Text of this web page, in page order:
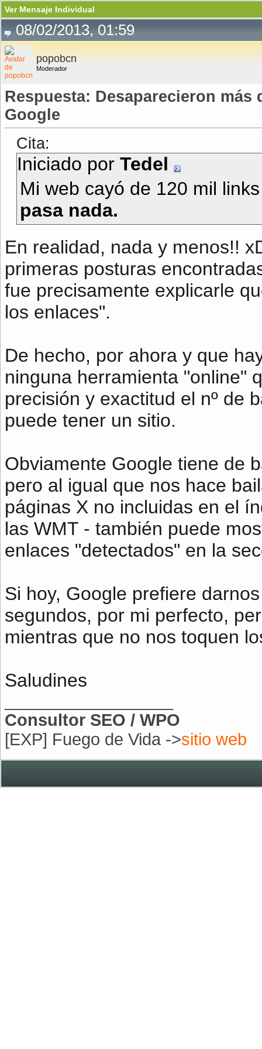
Ver Mensaje Individual
08/02/2013, 01:59
popobcn
Moderador
Respuesta: Desaparecieron más
Google
Cita:
Iniciado por Tedel
Mi web cayó de 120 mil
pasa nada.
En realidad, nada y menos!!
primeras posturas
fue precisamente explicarle
los enlaces".
De hecho, por ahora y que
ninguna herramienta "online"
precisión y exactitud el nº de
puede tener un sitio.
Obviamente Google tiene de
pero al igual que nos hace
páginas X no incluidas en el
las WMT - también puede
enlaces "detectados" en la
Si hoy, Google prefiere
segundos, por mi perfecto,
mientras que no nos toquen
Saludines
Consultor SEO / WPO
[EXP] Fuego de Vida ->sitio web